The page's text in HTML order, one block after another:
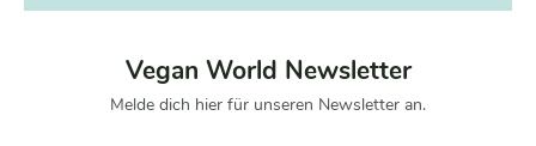
Vegan World Newsletter
Melde dich hier für unseren Newsletter an.